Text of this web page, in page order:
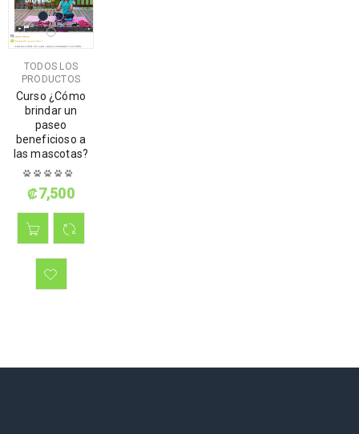
TODOS LOS
PRODUCTOS
Curso ¿Cómo
brindar un
paseo
beneficioso a
las mascotas?
₡7,500